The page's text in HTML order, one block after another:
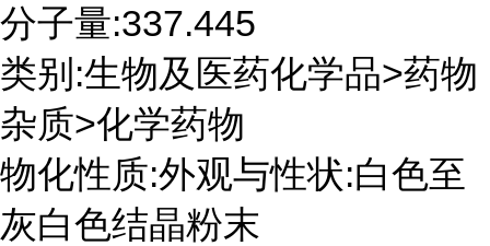
分子量:337.445
类别:生物及医药化学品>药物
杂质>化学药物
物化性质:外观与性状:白色至
灰白色结晶粉末